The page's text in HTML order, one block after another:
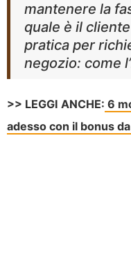
mantenere la
quale è il
pratica per
negozio: come
>> LEGGI ANCHE: 6
adesso con il bonus